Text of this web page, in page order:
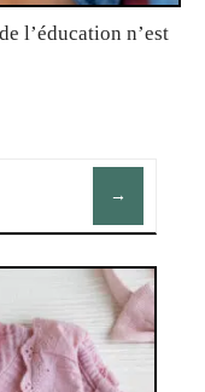
l’éducation n’est